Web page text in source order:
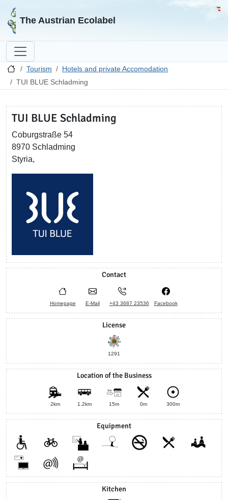
Go to homepage
The Austrian Ecolabel
Tourism
Hotels and private Accomodation
TUI BLUE Schladming
TUI BLUE Schladming
Coburgstraße 54
8970 Schladming
Styria,
Contact
Homepage E-Mail +43 3687 23536 Facebook
License
1291
Location of the Business
2km 1.2km 15m 0m 300m
Equipment
Kitchen